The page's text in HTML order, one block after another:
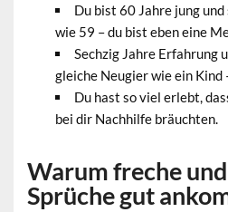
Du bist 60 Jahre jung
wie 59 – du bist eben eine
Sechzig Jahre Erfahrung
gleiche Neugier wie ein
Du hast so viel erlebt,
bei dir Nachhilfe bräuchten.
Warum freche
Sprüche gut